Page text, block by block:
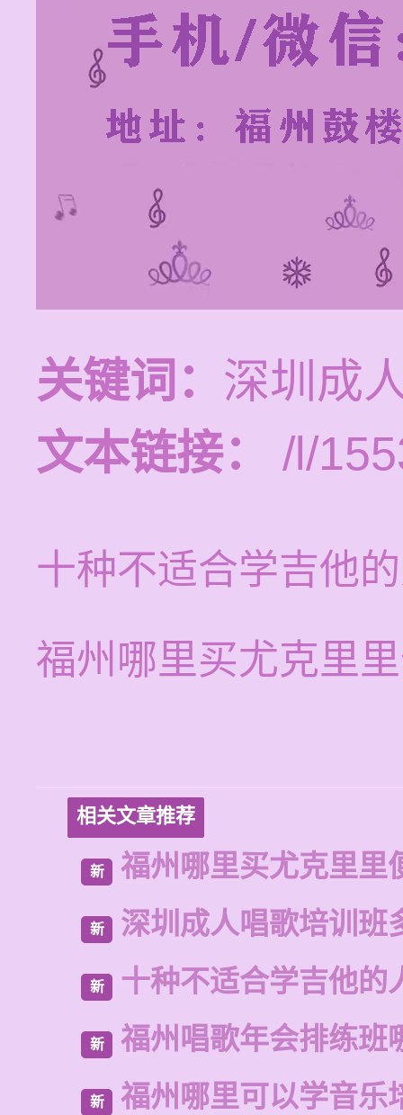
关键词： 深圳成
文本链接：
/l/
十种不适合学吉他
福州哪里买尤克里
相关文章推荐
新 福州哪里买尤克里里
新 深圳成人唱歌培训班
新 十种不适合学吉他的
新 福州唱歌年会排练班
新 福州哪里可以学音乐